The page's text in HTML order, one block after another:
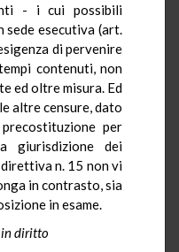
- i cui possibili
esecutiva (art.
di pervenire
contenuti, non
ed oltre misura. Ed
altre censure, dato
per
giurisdizione dei
n. 15 non vi
in contrasto, sia
in esame.
in diritto